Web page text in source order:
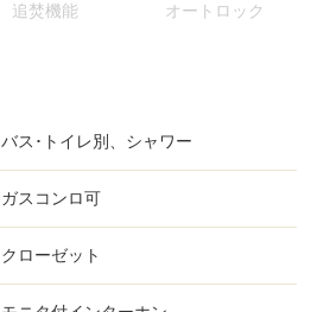
追焚機能 オートロック
バス･トイレ別、シャワー
ガスコンロ可
クローゼット